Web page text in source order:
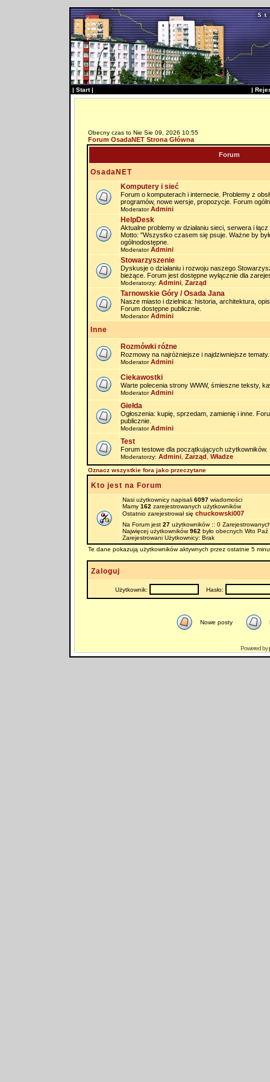
| Start| |
Obecny czas to Nie Sie 09, 2026 10:55
Forum OsadaNET Strona Główna
Forum
OsadaNET
Komputery i sieć
Forum o komputerach i internecie. Problemy z
programów, nowe wersje, propozycje. Forum
ModeratorAdmini
HelpDesk
Aktualne problemy w działaniu sieci, serwera i
Motto: "Wszystko czasem się psuje. Ważne by
ogólnodostępne.
ModeratorAdmini
Stowarzyszenie
Dyskusje o działaniu i rozwoju naszego
bieżące. Forum jest dostępne wyłącznie dla
Moderatorzy: Admini, Zarząd
Tarnowskie Góry / Osada Jana
Nasze miasto i dzielnica: historia, architektura,
Forum dostępne publicznie.
ModeratorAdmini
Inne
Rozmówki różne
Rozmowy na najróżniejsze i najdziwniejsze tematy.
ModeratorAdmini
Ciekawostki
Warte polecenia strony WWW, śmieszne teksty,
ModeratorAdmini
Giełda
Ogłoszenia: kupię, sprzedam, zamienię i inne.
publicznie.
ModeratorAdmini
Test
Forum testowe dla początkujących użytkowników.
Moderatorzy: Admini, Zarząd Władze
Oznacz wszystkie fora jako przeczytane
Kto jest na Forum
Nasi użytkownicy napisali 6097wiadomości
Mamy 162 zarejestrowanych użytkowników
Ostatnio zarejestrował się chuckowski007
Na Forum jest 27użytkowników :: 0
Najwięcej użytkowników962 było obecnych Wto
Zarejestrowani Użytkownicy: Brak
Te dane pokazują użytkowników aktywnych przez ostatnie 5
Zaloguj
Użytkownik: Hasło:
Nowe posty
Powered by